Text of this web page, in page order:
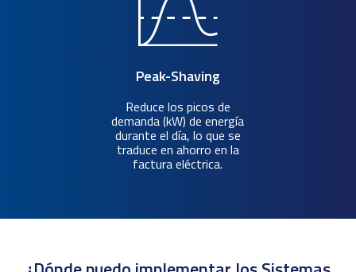
Peak-Shaving
Reduce los picos de
demanda (kW) de energía
durante el día, lo que se
traduce en ahorro en la
factura eléctrica.